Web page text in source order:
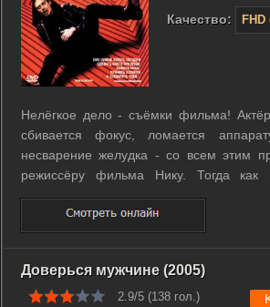
Качество:
FHD
Нелёгкое дело - съёмки фильма!
сбивается фокус, ломается
несварение желудка - со всем этим
режиссёру фильма Нику. Тогда как
съёмочной группы интересует только
наконец, будут снимать «обнажёнку»? ...
Доверься мужчине (2005)
2.9/5 (138 гол.)